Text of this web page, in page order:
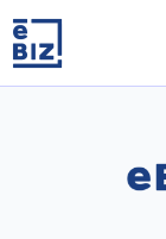
content